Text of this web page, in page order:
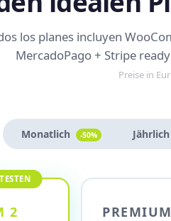
los planes incluyen
MercadoPago + Stripe
Preise in
Monatlich -50% Jährlich
2